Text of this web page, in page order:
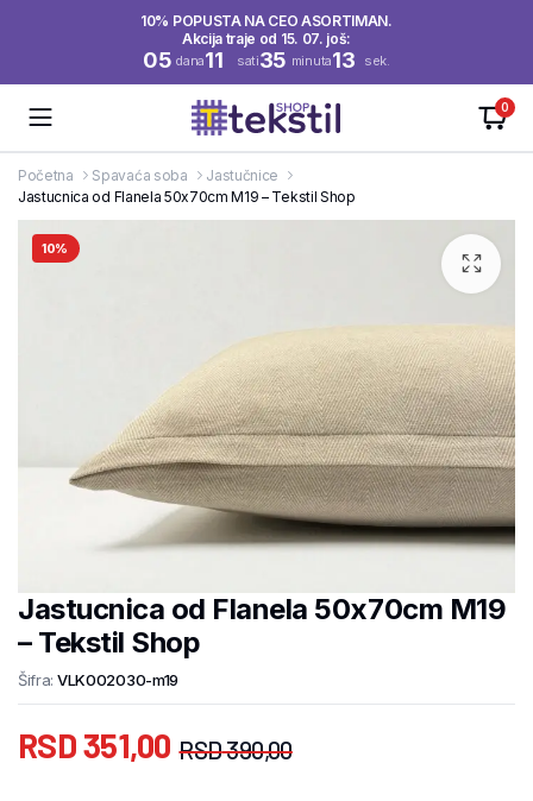
10% POPUSTA NA CEO ASORTIMAN.
Akcija traje od 15. 07. još:
05 dana11 sati35 minuta13 sek.
0
Početna Spavaća soba
Jastučnice
Jastucnica od Flanela 50x70cm M19 – Tekstil Shop
10%
Jastucnica od Flanela 50x70cm M19
– Tekstil Shop
Šifra: VLK002030-m19
RSD390,00
RSD351,00